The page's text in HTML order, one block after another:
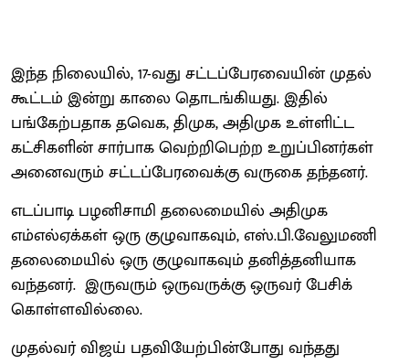
இந்த நிலையில், 17-வது சட்​டப்​பேர​வை​யின் முதல்
கூட்​டம் இன்று காலை தொடங்கியது. இதில்
பங்கேற்பதாக தவெக, திமுக, அதிமுக உள்ளிட்ட
கட்சிகளின் சார்பாக வெற்றிபெற்ற உறுப்பினர்கள்
அனைவரும் சட்​டப்​பேர​வைக்கு வருகை தந்தனர்.
எடப்பாடி பழனிசாமி தலைமையில் அதிமுக
எம்எல்ஏக்கள் ஒரு குழுவாகவும், எஸ்.பி.வேலுமணி
தலைமையில் ஒரு குழுவாகவும் தனித்தனியாக
வந்தனர். இருவரும் ஒருவருக்கு ஒருவர் பேசிக்
கொள்ளவில்லை.
முதல்வர் விஜய் பதவியேற்பின்போது வந்தது